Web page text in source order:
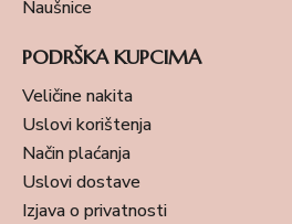
Naušnice
PODRŠKA KUPCIMA
Veličine nakita
Uslovi korištenja
Način plaćanja
Uslovi dostave
Izjava o privatnosti